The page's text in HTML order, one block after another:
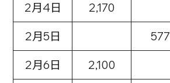
2月4日 2,170
2月5日 577
2月6日 2,100